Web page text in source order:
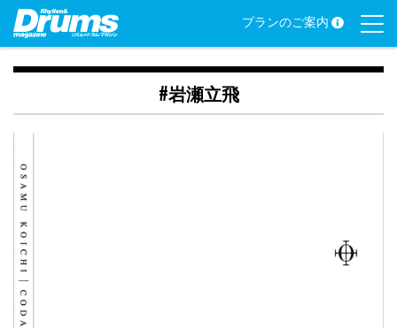
Skip
content
プランのご案内
#岩瀬立飛